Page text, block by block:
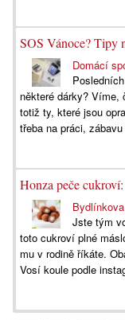
SOS Vánoce? Tipy
Domácí
některé dárky? Víme,
totiž ty, které jsou
třeba na práci,
Honza peče
Jste tým
toto cukroví plné
mu v rodině říkáte.
Vosí koule podle